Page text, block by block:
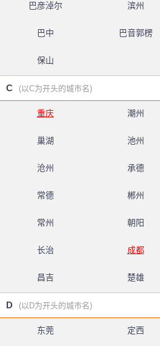
巴彦淖尔 滨州
巴中 巴音郭楞
保山
C (以C为开头的城市名)
重庆 潮州
巢湖 池州
沧州 承德
常德 郴州
常州 朝阳
长治 成都
昌吉 楚雄
D (以D为开头的城市名)
东莞 定西